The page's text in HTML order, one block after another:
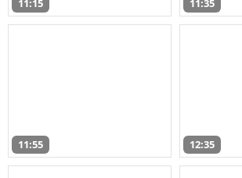
11:15 11:35
11:55 12:35